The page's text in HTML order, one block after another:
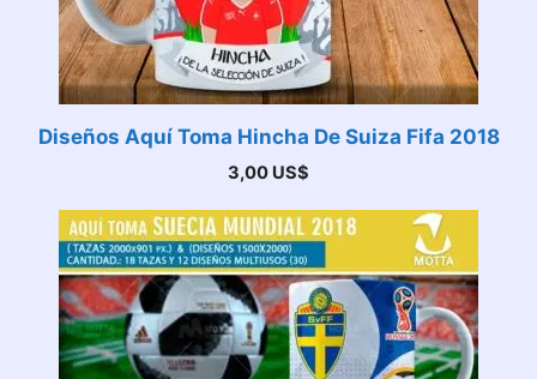
Diseños Aquí Toma Hincha De Suiza Fifa 2018
3,00 US$